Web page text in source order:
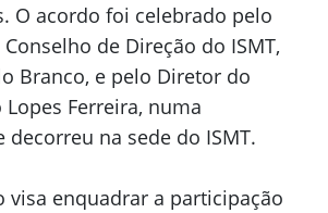
O acordo foi celebrado pelo
de Direção do ISMT,
Branco, e pelo Diretor do
Lopes Ferreira, numa
decorreu na sede do ISMT.
visa enquadrar a participação